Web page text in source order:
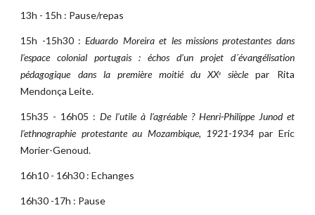
13h - 15h : Pause/repas
15h -15h30 :Eduardo Moreira et les missions protestantes dans
l’espace colonial portugais : échos d’un projet d´évangélisation
pédagogique dans la première moitié du XXe sièclepar Rita
Mendonça Leite.
15h35 - 16h05 :De l’utile à l’agréable ? Henri-Philippe Junod et
l’ethnographie protestante au Mozambique, 1921-1934par Eric
Morier-Genoud.
16h10 - 16h30 : Echanges
16h30 -17h : Pause